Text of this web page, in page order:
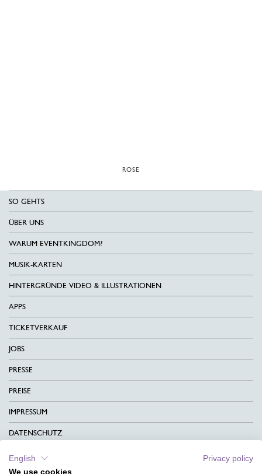
ROSE
SO GEHTS
ÜBER UNS
WARUM EVENTKINGDOM?
MUSIK-KARTEN
HINTERGRÜNDE VIDEO & ILLUSTRATIONEN
APPS
TICKETVERKAUF
JOBS
PRESSE
PREISE
IMPRESSUM
DATENSCHUTZ
KONTAKT
English
Privacy policy
We use cookies